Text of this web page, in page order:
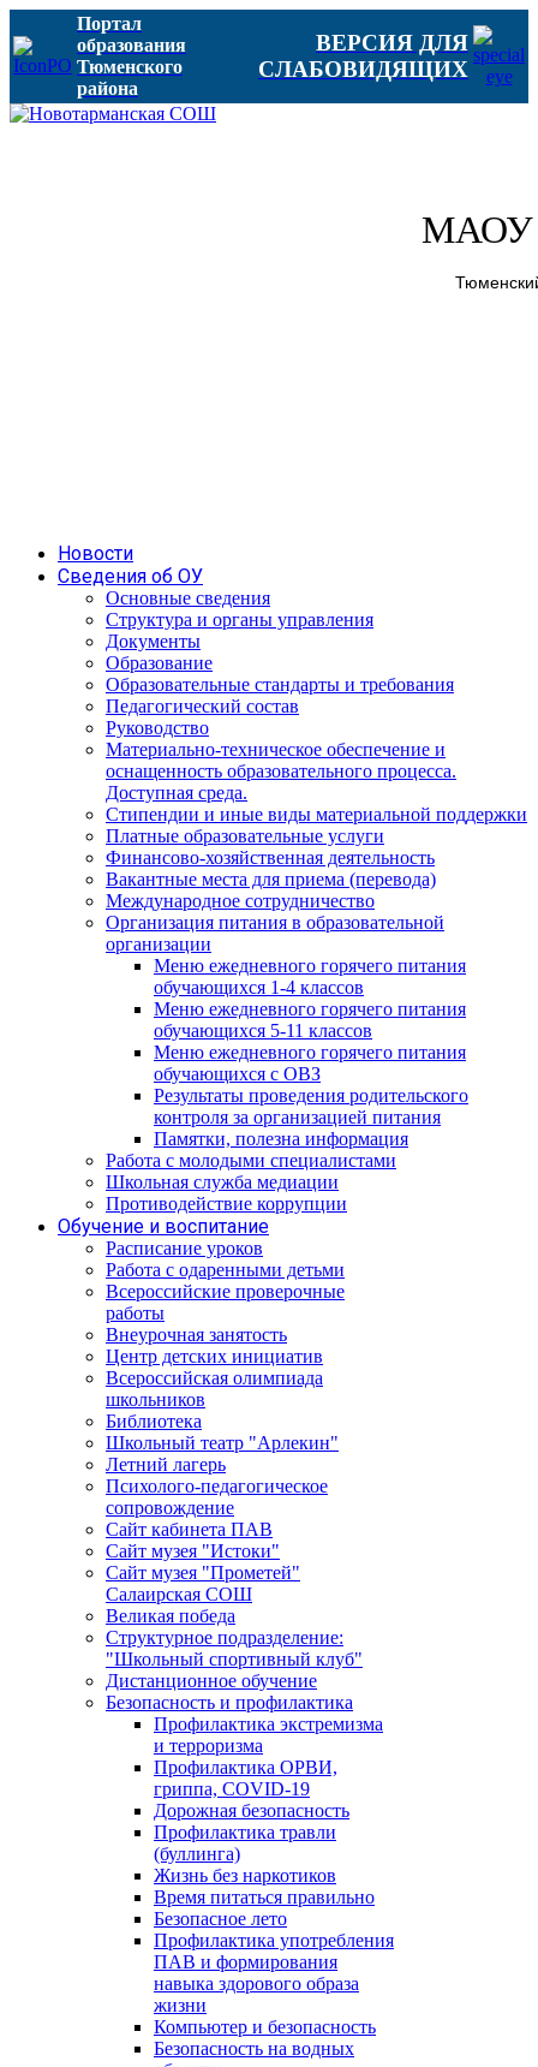
Портал
образования
Тюменского
района
ВЕРСИЯ ДЛЯ
СЛАБОВИДЯЩИХ
МАОУ
Новости
Сведения об ОУ
Основные сведения
Структура и органы управления
Документы
Образование
Образовательные стандарты и требования
Педагогический состав
Руководство
Материально-техническое обеспечение и
оснащенность образовательного процесса.
Доступная среда.
Стипендии и иные виды материальной поддержки
Платные образовательные услуги
Финансово-хозяйственная деятельность
Вакантные места для приема (перевода)
Международное сотрудничество
Организация питания в образовательной
организации
Меню ежедневного горячего питания
обучающихся 1-4 классов
Меню ежедневного горячего питания
обучающихся 5-11 классов
Меню ежедневного горячего питания
обучающихся с ОВЗ
Результаты проведения родительского
контроля за организацией питания
Памятки, полезна информация
Работа с молодыми специалистами
Школьная служба медиации
Противодействие коррупции
Обучение и воспитание
Расписание уроков
Работа с одаренными детьми
Всероссийские проверочные
работы
Внеурочная занятость
Центр детских инициатив
Всероссийская олимпиада
школьников
Библиотека
Школьный театр "Арлекин"
Летний лагерь
Психолого-педагогическое
сопровождение
Сайт кабинета ПАВ
Сайт музея "Истоки"
Сайт музея "Прометей"
Салаирская СОШ
Великая победа
Структурное подразделение:
"Школьный спортивный клуб"
Дистанционное обучение
Безопасность и профилактика
Профилактика экстремизма
и терроризма
Профилактика ОРВИ,
гриппа, COVID-19
Дорожная безопасность
Профилактика травли
(буллинга)
Жизнь без наркотиков
Время питаться правильно
Безопасное лето
Профилактика употребления
ПАВ и формирования
навыка здорового образа
жизни
Компьютер и безопасность
Безопасность на водных